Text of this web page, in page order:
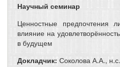
Научный семинар
Ценностные предпочтения
влияние на
в будущем
Докладчик: Соколова А.А.,